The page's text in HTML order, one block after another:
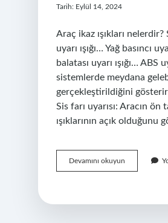
Tarih: Eylül 14, 2024
Araç ikaz ışıkları
uyarı ışığı… Yağ basıncı
balatası uyarı ışığı… ABS
sistemlerde meydana
gerçekleştirildiğini
Sis farı uyarısı: Aracın
ışıklarının açık
Devamını okuyun
Işıkları